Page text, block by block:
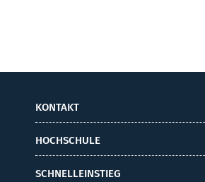
KONTAKT
HOCHSCHULE
SCHNELLEINSTIEG